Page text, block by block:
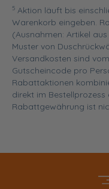
5 Aktion läuft bis
Warenkorb eingeben.
(Ausnahmen: Artikel
Muster von
Versandkosten sind
Gutscheincode pro
Rabattaktionen
direkt im
Rabattgewährung ist